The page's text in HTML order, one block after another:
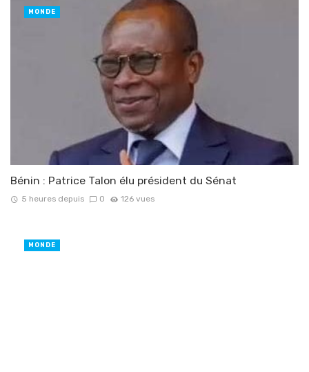
Bénin : Patrice Talon élu président du Sénat
5 heures depuis 0 126 vues
MONDE
MONDE